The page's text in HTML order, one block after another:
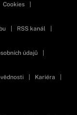
Cookies
RSS kanál
údajů
Kariéra